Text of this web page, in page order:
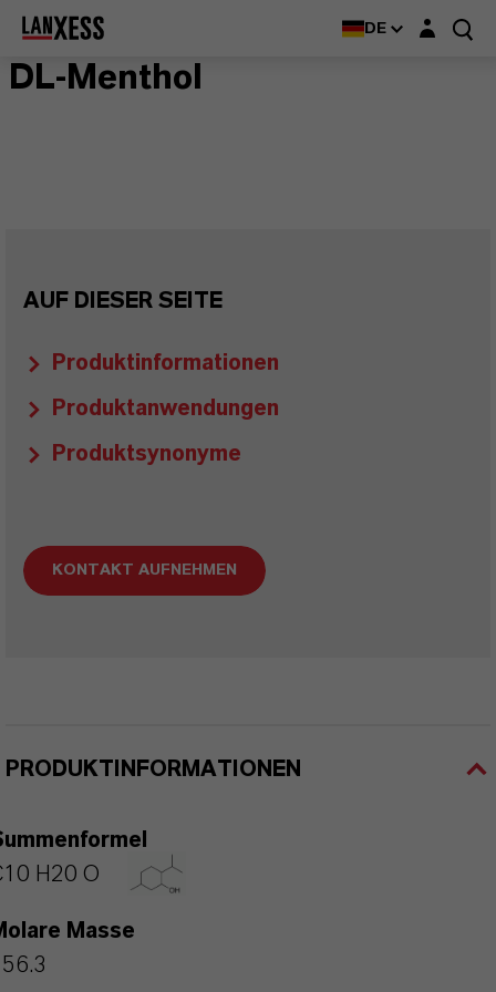
DE Login-Maske
DL-Menthol
AUF DIESER SEITE
Produktinformationen
Produktanwendungen
Produktsynonyme
KONTAKT AUFNEHMEN
PRODUKTINFORMATIONEN
H20 O
Masse